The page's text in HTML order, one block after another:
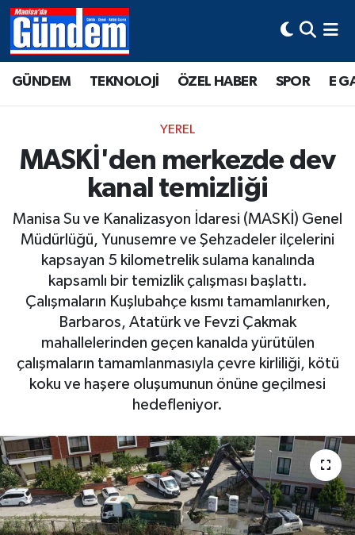
GÜNDEM TEKNOLOJİ ÖZEL HABER SPOR E
YEREL
MASKİ'den merkezde dev
kanal temizliği
Manisa Su ve Kanalizasyon İdaresi (MASKİ) Genel
Müdürlüğü, Yunusemre ve Şehzadeler ilçelerini
kapsayan 5 kilometrelik sulama kanalında
kapsamlı bir temizlik çalışması başlattı.
Çalışmaların Kuşlubahçe kısmı tamamlanırken,
Barbaros, Atatürk ve Fevzi Çakmak
mahallelerinden geçen kanalda yürütülen
çalışmaların tamamlanmasıyla çevre kirliliği, kötü
koku ve haşere oluşumunun önüne geçilmesi
hedefleniyor.
Manisa Hava Durumu
Süper Lig Puan Durumu ve Fikstür
Tüm Manşetler
Son Dakika Haberleri
Haber Arşivi